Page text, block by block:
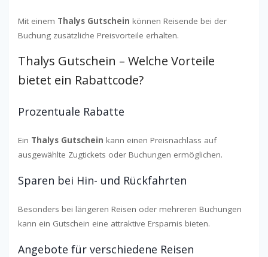
Mit einem Thalys Gutschein können Reisende bei der
Buchung zusätzliche Preisvorteile erhalten.
Thalys Gutschein – Welche Vorteile
bietet ein Rabattcode?
Prozentuale Rabatte
Ein Thalys Gutschein kann einen Preisnachlass auf
ausgewählte Zugtickets oder Buchungen ermöglichen.
Sparen bei Hin- und Rückfahrten
Besonders bei längeren Reisen oder mehreren Buchungen
kann ein Gutschein eine attraktive Ersparnis bieten.
Angebote für verschiedene Reisen